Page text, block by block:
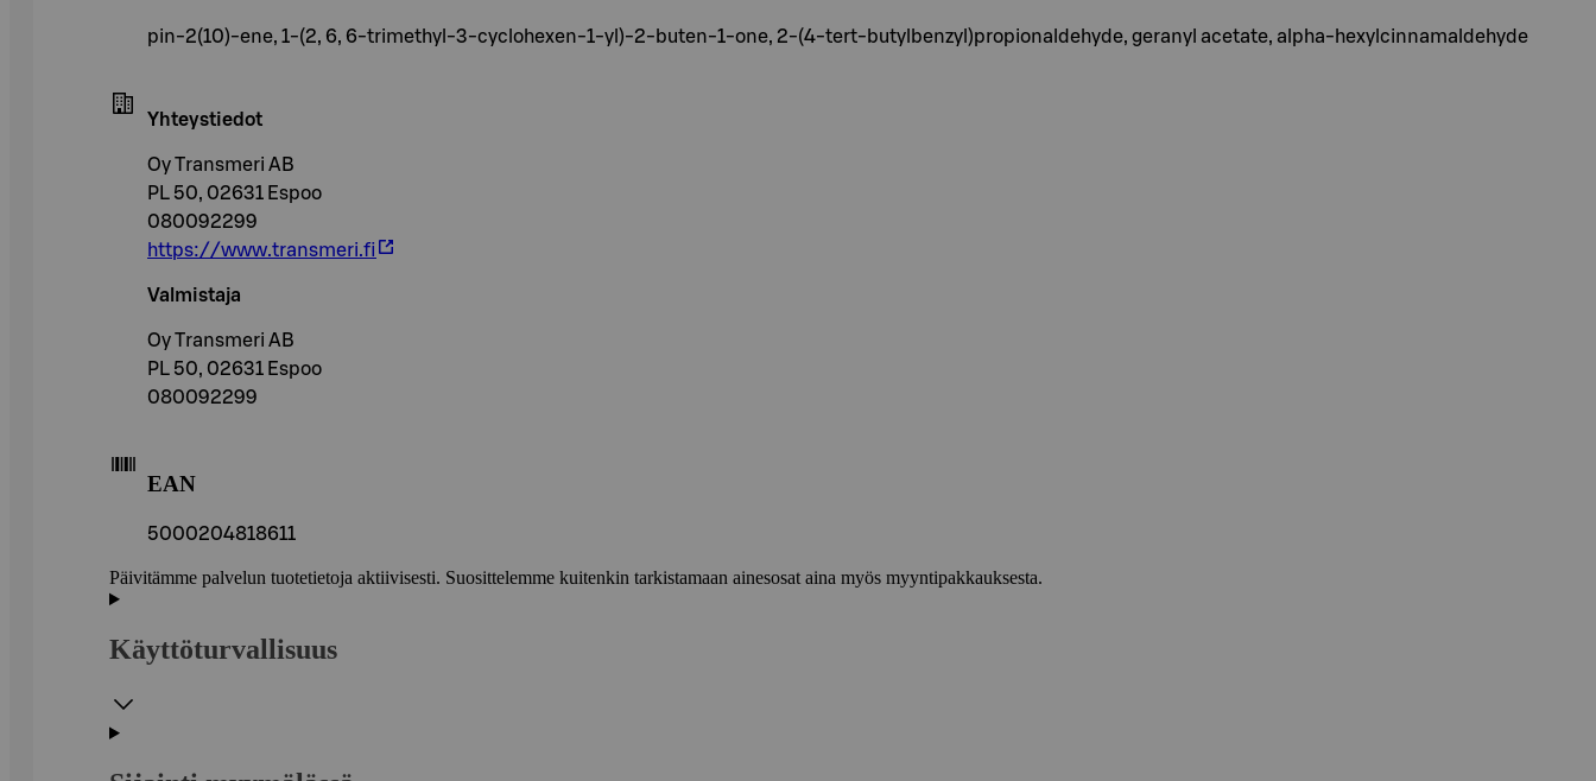
pin-2(10)-ene, 1-(2, 6, 6-trimethyl-3-cyclohexen-1-yl)-2-buten-1-one, 2-(4-tert-butylbenzyl)propionaldehyde, geranyl acetate, alpha-hexylcinnamaldehyde
Yhteystiedot
Oy Transmeri AB
PL 50, 02631 Espoo
080092299
https://www.transmeri.fi
Valmistaja
Oy Transmeri AB
PL 50, 02631 Espoo
080092299
EAN
5000204818611
Päivitämme palvelun tuotetietoja aktiivisesti. Suosittelemme kuitenkin tarkistamaan ainesosat aina myös myyntipakkauksesta.
Käyttöturvallisuus